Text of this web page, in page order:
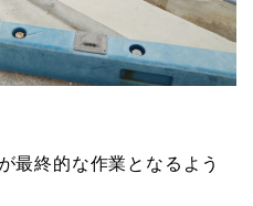
最終的な作業となるよう